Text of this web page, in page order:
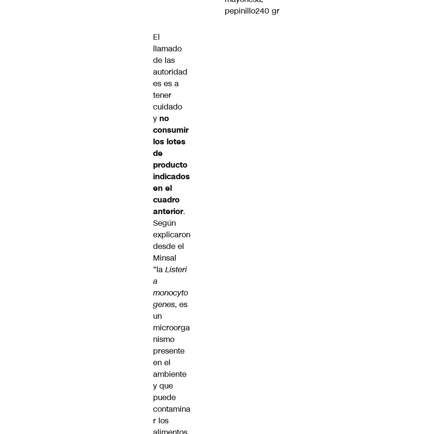
pepinillo240 gr
El
llamado
de las
autoridad
es es a
tener
cuidado
y no
consumir
los lotes
de
producto
indicados
en el
cuadro
anterior.
Según
explicaron
desde el
Minsal
“la Listeri
a
monocyto
genes, es
un
microorga
nismo
presente
en el
ambiente
y que
puede
contamina
r los